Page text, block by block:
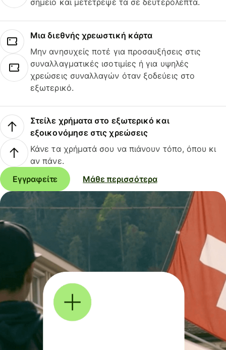
σημείο και μετέτρεψέ τα σε δευτερόλεπτα.
Μια διεθνής χρεωστική κάρτα
Μην ανησυχείς ποτέ για προσαυξήσεις στις
συναλλαγματικές ισοτιμίες ή για υψηλές
χρεώσεις συναλλαγών όταν ξοδεύεις στο
εξωτερικό.
Στείλε χρήματα στο εξωτερικό και
εξοικονόμησε στις χρεώσεις
Κάνε τα χρήματά σου να πιάνουν τόπο, όπου κι
αν πάνε.
Εγγραφείτε
Μάθε περισσότερα